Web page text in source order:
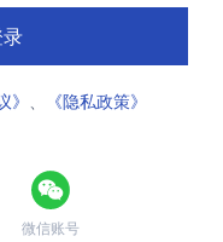
》 、 《隐私政策》
微信账号